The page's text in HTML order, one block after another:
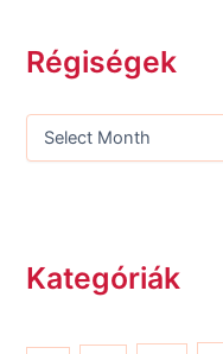
Régiségek
Kategóriák